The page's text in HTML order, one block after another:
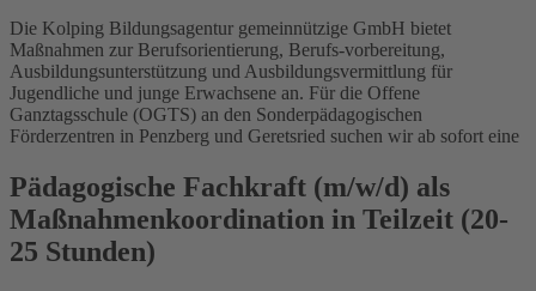
Die Kolping Bildungsagentur gemeinnützige GmbH bietet
Maßnahmen zur Berufsorientierung, Berufs-vorbereitung,
Ausbildungsunterstützung und Ausbildungsvermittlung für
Jugendliche und junge Erwachsene an. Für die Offene
Ganztagsschule (OGTS) an den Sonderpädagogischen
Förderzentren in Penzberg und Geretsried suchen wir ab sofort eine
Pädagogische Fachkraft (m/w/d) als
Maßnahmenkoordination in Teilzeit (20-
25 Stunden)